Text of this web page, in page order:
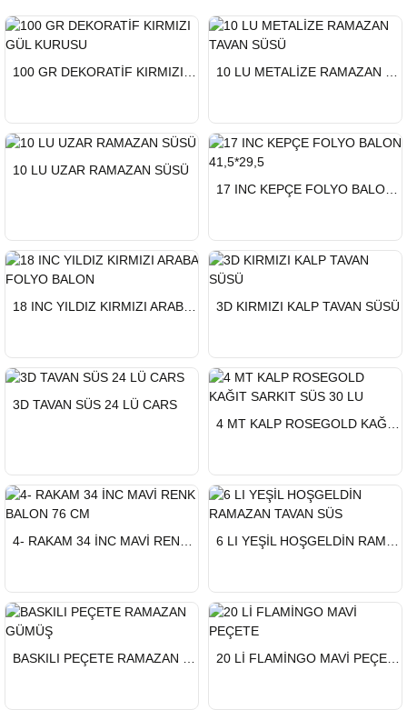
GÖNDERİ
GÖNDERİ
GÖNDERİ
10 LU UZAR RAMAZAN SÜSÜ
GÖNDERİ
17 INC KEPÇE FOLYO BALON 41,5*29,5
GÖNDERİ
GÖNDERİ
3D KIRMIZI KALP TAVAN SÜSÜ
GÖNDERİ
3D TAVAN SÜS 24 LÜ CARS
GÖNDERİ
GÖNDERİ
GÖNDERİ
GÖNDERİ
HIZLI
GÖNDERİ
20 Lİ FLAMİNGO MAVİ PEÇETE